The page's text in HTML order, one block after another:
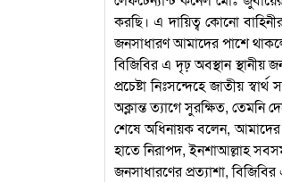
করছি। এ দায়িত্ব কোনো
জনসাধারণ আমাদের পাশে
বিজিবির এ দৃঢ় অবস্থান স্থানীয়
প্রচেষ্টা নিঃসন্দেহে জাতীয়
অক্লান্ত ত্যাগে সুরক্ষিত, তেমনি
শেষে অধিনায়ক বলেন, আমাদের
হাতে নিরাপদ, ইনশাআল্লাহ
জনসাধারণের প্রত্যাশা,